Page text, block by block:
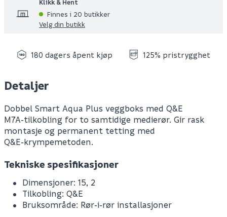
Klikk & Hent
Finnes i 20 butikker
Velg din butikk
180 dagers åpent kjøp 125% pristrygghet
Detaljer
Dobbel Smart Aqua Plus veggboks med Q&E
M7A‑tilkobling for to samtidige medierør. Gir rask
montasje og permanent tetting med
Q&E‑krympemetoden.
Tekniske spesifikasjoner
Dimensjoner: 15, 2
Tilkobling: Q&E
Bruksområde: Rør‑i‑rør installasjoner